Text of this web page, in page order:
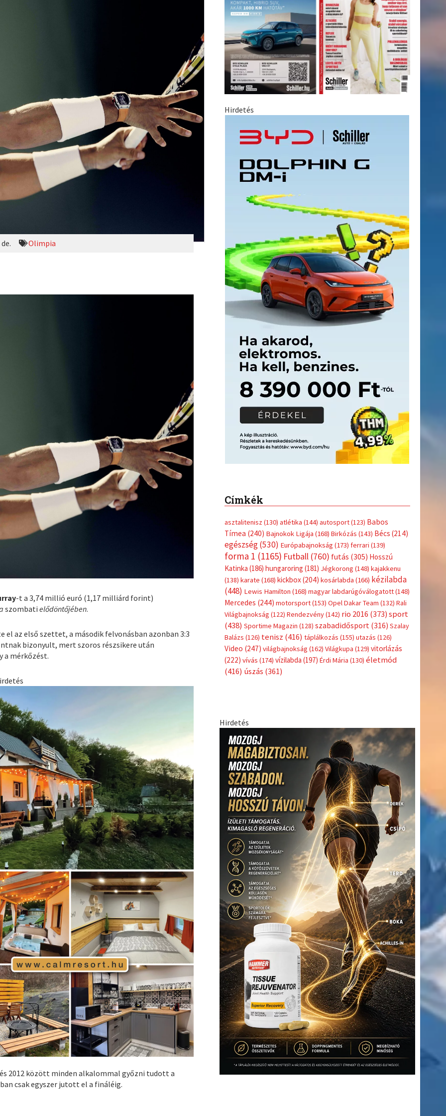
Olimpia
-t a 3,74 millió euró (1,17 milliárd forint)
szombatielődöntőjében.
az első szettet, a második felvonásban azonban 3:3
bizonyult, mert szoros részsikere után
a mérkőzést.
2012 között minden alkalommal győzni tudott a
csak egyszer jutott el a fináléig.
Hirdetés
Címkék
asztalitenisz (130) atlétika (144) autosport(123) Babos
Tímea (240) Bajnokok Ligája (168) Birkózás (143) Bécs (214)
egészség(530) Európabajnokság (173) ferrari (139)
forma 1 (1165) Futball(760) futás (305) Hosszú
Katinka (186) hungaroring (181) Jégkorong (148) kajakkenu
(138) karate (168) kickbox(204) kosárlabda (166) kézilabda
(448) Lewis Hamilton (168) magyar labdarúgóválogatott(148)
Mercedes (244) motorsport(153) Opel Dakar Team (132) Rali
Világbajnokság (122) Rendezvény(142) rio 2016 (373) sport
(438) Sportime Magazin (128) szabadidősport (316) Szalay
Balázs (126) tenisz (416) táplálkozás (155) utazás (126)
Video (247) világbajnokság (162) Világkupa (129) vitorlázás
(222) vívás (174) vízilabda (197) Érdi Mária (130) életmód
(416) úszás (361)
Hirdetés